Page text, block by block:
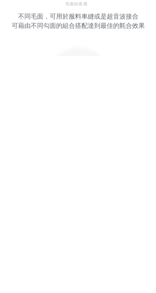
毛面的差異
不同毛面，可用於服料車縫或是超音波接合
​可藉由不同勾面的組合搭配達到最佳的氈合效果